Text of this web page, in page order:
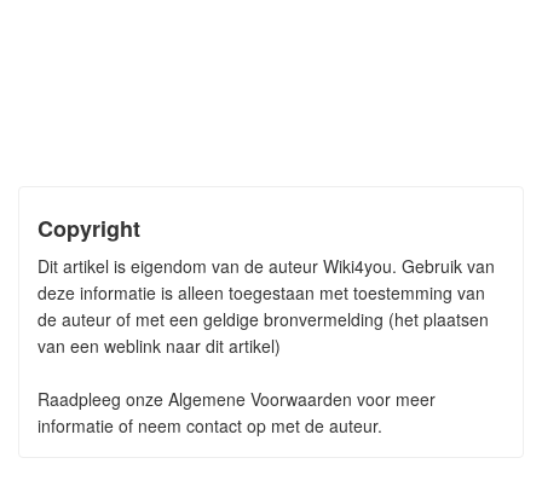
Copyright
Dit artikel is eigendom van de auteur Wiki4you. Gebruik van
deze informatie is alleen toegestaan met toestemming van
de auteur of met een geldige bronvermelding (het plaatsen
van een weblink naar dit artikel)
Raadpleeg onze Algemene Voorwaarden voor meer
informatie of neem contact op met de auteur.